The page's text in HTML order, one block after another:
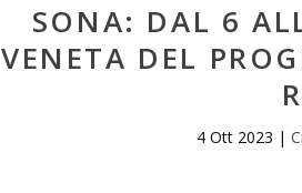
SONA: DAL 6
VENETA DEL
4 Ott 2023 |